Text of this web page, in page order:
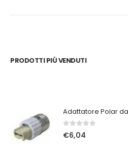
PRODOTTI PIÙ VENDUTI
Adattatore Polar da
0Su 5
€6,04